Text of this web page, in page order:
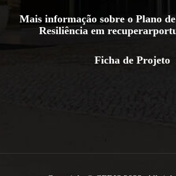
Mais informação sobre o Plano
Resiliência em
Ficha de Projeto